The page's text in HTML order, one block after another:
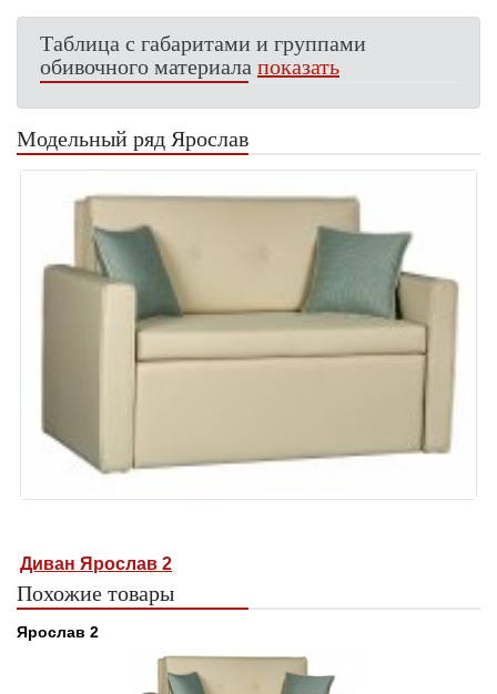
Таблица с габаритами и группами
обивочного материалапоказать
Модельный ряд Ярослав
Диван Ярослав 2
Похожие товары
Ярослав 2